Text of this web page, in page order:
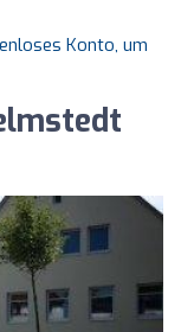
Konto, um